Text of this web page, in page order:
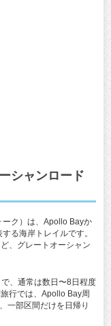
シャンロード
ク）は、Apollo Bayか
る海岸トレイルです。
、グレートオーシャン
、通常は数日〜8日程度
行では、Apollo Bay周
一部区間だけを日帰り